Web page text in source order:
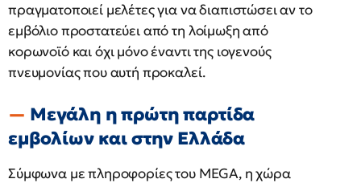
πραγματοποιεί μελέτες για να διαπιστώσει αν το
εμβόλιο προστατεύει από τη λοίμωξη από
κορωνοϊό και όχι μόνο έναντι της ιογενούς
πνευμονίας που αυτή προκαλεί.
Μεγάλη η πρώτη παρτίδα
εμβολίων και στην Ελλάδα
Σύμφωνα με πληροφορίες του MEGA, η χώρα